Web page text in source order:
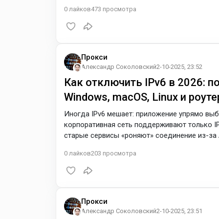
платформах и список провайдеров прокси,
чисто IPv4-сети. Варианты доступа к IPv6: что
0 лайков473 просмотра
Прокси
Александр Соколовский2-10-2025, 23:52
Как отключить IPv6 в 2026:
Windows, macOS, Linux и
Иногда IPv6 мешает: приложение упрямо
корпоративная сеть поддерживают только
старые сервисы «роняют» соединение из-
IPv4-прокси, если задача — жёстко
IPv6? Microsoft и другие вендоры не
0 лайков203 просмотра
Прокси
Александр Соколовский2-10-2025, 23:51